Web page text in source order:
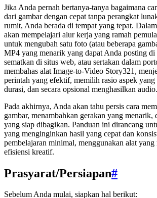
Jika Anda pernah bertanya-tanya bagaimana
dari gambar dengan cepat tanpa perangkat
rumit, Anda berada di tempat yang tepat.
akan mempelajari alur kerja yang ramah
untuk mengubah satu foto (atau beberapa
MP4 yang menarik yang dapat Anda posting di
sematkan di situs web, atau sertakan dalam
membahas alat Image-to-Video Story321,
perintah yang efektif, memilih rasio aspek yang
durasi, dan secara opsional menghasilkan audio.
Pada akhirnya, Anda akan tahu persis cara
gambar, menambahkan gerakan yang
yang siap dibagikan. Panduan ini dirancang
yang menginginkan hasil yang cepat dan
pembelajaran minimal, menggunakan alat yang
efisiensi kreatif.
Prasyarat/Persiapan#
Sebelum Anda mulai, siapkan hal berikut: